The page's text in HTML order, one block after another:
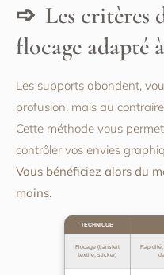
Les critères
flocage adapté
Les supports abondent,
profusion, mais au
Cette méthode vous
contrôler vos envies
Vous bénéficiez alors du
moins.
TECHNIQUE
Flocage (transfert
textile, sticker)